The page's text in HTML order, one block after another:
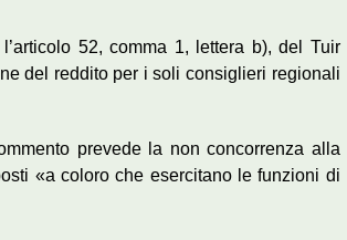
52, comma 1, lettera b), del Tuir
del reddito per i soli consiglieri regionali
prevede la non concorrenza alla
«a coloro che esercitano le funzioni di